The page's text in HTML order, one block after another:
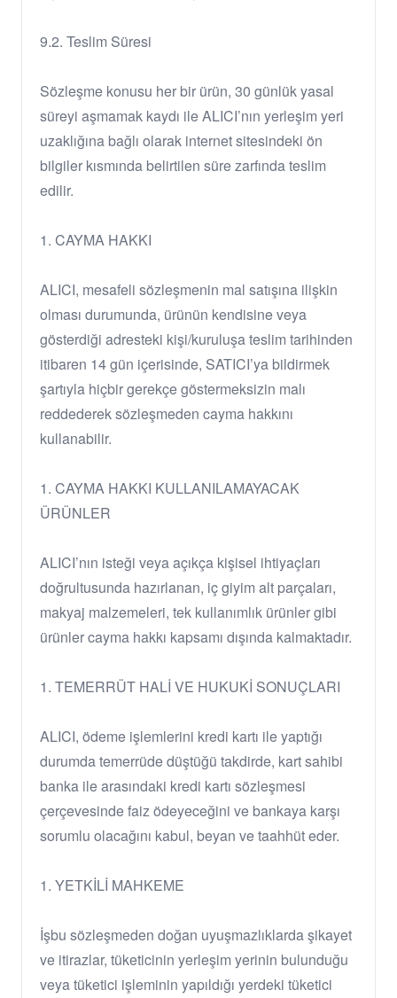
9.2. Teslim Süresi
Sözleşme konusu her bir ürün, 30 günlük yasal
süreyi aşmamak kaydı ile ALICI’nın yerleşim yeri
uzaklığına bağlı olarak internet sitesindeki ön
bilgiler kısmında belirtilen süre zarfında teslim
edilir.
1. CAYMA HAKKI
ALICI, mesafeli sözleşmenin mal satışına ilişkin
olması durumunda, ürünün kendisine veya
gösterdiği adresteki kişi/kuruluşa teslim tarihinden
itibaren 14 gün içerisinde, SATICI’ya bildirmek
şartıyla hiçbir gerekçe göstermeksizin malı
reddederek sözleşmeden cayma hakkını
kullanabilir.
1. CAYMA HAKKI KULLANILAMAYACAK
ÜRÜNLER
ALICI’nın isteği veya açıkça kişisel ihtiyaçları
doğrultusunda hazırlanan, iç giyim alt parçaları,
makyaj malzemeleri, tek kullanımlık ürünler gibi
ürünler cayma hakkı kapsamı dışında kalmaktadır.
1. TEMERRÜT HALİ VE HUKUKİ SONUÇLARI
ALICI, ödeme işlemlerini kredi kartı ile yaptığı
durumda temerrüde düştüğü takdirde, kart sahibi
banka ile arasındaki kredi kartı sözleşmesi
çerçevesinde faiz ödeyeceğini ve bankaya karşı
sorumlu olacağını kabul, beyan ve taahhüt eder.
1. YETKİLİ MAHKEME
İşbu sözleşmeden doğan uyuşmazlıklarda şikayet
ve itirazlar, tüketicinin yerleşim yerinin bulunduğu
veya tüketici işleminin yapıldığı yerdeki tüketici